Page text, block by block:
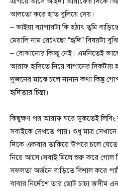
আলতো করে হাত বুলিয়ে দেয়।
– ভাইয়া ব্যাপারটা কি হঠাৎ তুমি
মেয়ালি নাম রেখেছো “হৃদি” বিষয়টা
– বোঝানোর কিচ্ছু নেই। এমনিতেই
আরাফ হৃদিতে নিয়ে বাগানের
দুজনের মাঝে চলে নানান কথা কিন্তু
হৃদিতার চিন্তা।
কিছুক্ষণ পর আরাফ ঘরে ডুকতেই
সবাইকে দেখতে পায়। শুধু মাত্র
দিকে একবার তাকিয়ে উপরে চলে
নিয়ে আসে।সবাই মিলে শুরু করে গোল
সফলতা অর্জনে বাড়িতে বিশাল করে
বাবার নির্দেশে তার ছোট চাচা জসীম